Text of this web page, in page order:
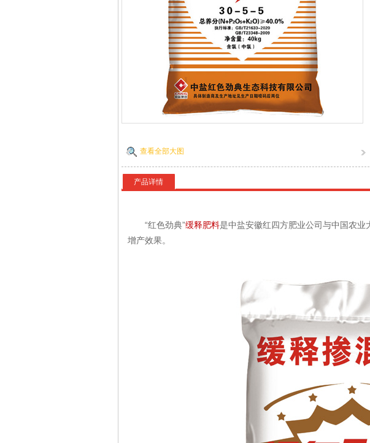
查看全部大图
产品详情
“红色劲典”缓释肥料是中盐安徽红四方肥业公司与中国农
增产效果。